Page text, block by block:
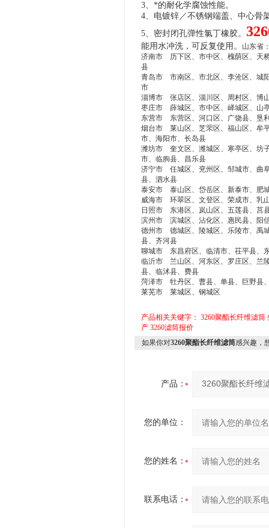
3、 *的耐化学腐蚀性能。
4、电镀锌／不锈钢端盖、中心骨
5、密封闭孔弹性氯丁橡胶。
能用水冲洗，可反复使用。
山东省
济南市 历下区、市中区、槐荫区、天
县
青岛市 市南区、市北区、李沧区、城
市
淄博市 张店区、淄川区、周村区、博
枣庄市 薛城区、市中区、峄城区、山
东营市 东营区、河口区、广饶县、垦
烟台市 莱山区、芝罘区、福山区、牟
市、海阳市、长岛县
潍坊市 奎文区、潍城区、寒亭区、坊
市、临朐县、昌乐县
济宁市 任城区、兖州区、邹城市、曲
县、泗水县
泰安市 泰山区、岱岳区、新泰市、肥
威海市 环翠区、文登区、荣成市、乳
日照市 东港区、岚山区、五莲县、莒
滨州市 滨城区、沾化区、惠民县、阳
德州市 德城区、陵城区、乐陵市、禹
县、齐河县
聊城市 东昌府区、临清市、茌平县、
临沂市 兰山区、河东区、罗庄区、兰
县、临沭县、费县
菏泽市 牡丹区、曹县、单县、巨野县
莱芜市 莱城区、钢城区
产品相关关键字： 3260聚酯长纤维滤筒
产 3260滤筒报价
如果你对3260聚酯长纤维滤筒感兴趣，
产品：
您的单位：
您的姓名：
联系电话：